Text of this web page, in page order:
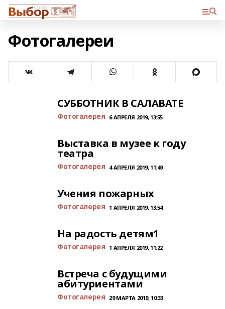
Фотогалереи
СУББОТНИК В САЛАВАТЕ
Фотогалерея 6 АПРЕЛЯ 2019, 13:55
Выставка в музее к году
театра
Фотогалерея 4 АПРЕЛЯ 2019, 11:49
Учения пожарных
Фотогалерея 1 АПРЕЛЯ 2019, 13:54
На радость детям1
Фотогалерея 1 АПРЕЛЯ 2019, 11:22
Встреча с будущими
абитуриентами
Фотогалерея 29 МАРТА 2019, 10:33